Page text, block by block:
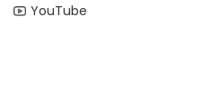
YouTube